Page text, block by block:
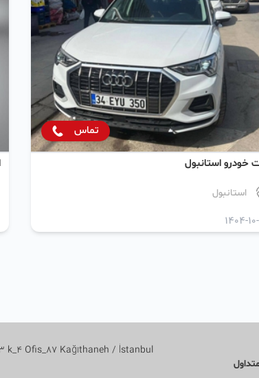
تماس
خودرو استانبول
استانبول
1404-
k_4 Ofis_87 Kağıthaneh / İstanbul